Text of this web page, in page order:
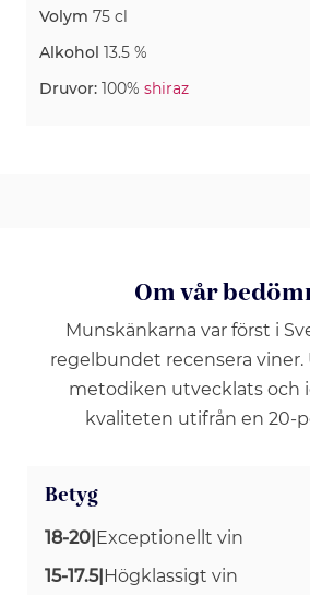
Volym 75 cl
Alkohol 13.5 %
Druvor: 100% shiraz
Om vår
Munskänkarna var först i
regelbundet recensera viner.
metodiken utvecklats och
kvaliteten utifrån en 20-
Betyg
18-20 Exceptionellt vin
15-17.5| Högklassigt vin